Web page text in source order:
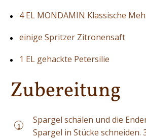
4 EL MONDAMIN Klassische
einige Spritzer Zitronensaft
1 EL gehackte Petersilie
Zubereitung
1
Spargel schälen und die
Spargel in Stücke schneiden.